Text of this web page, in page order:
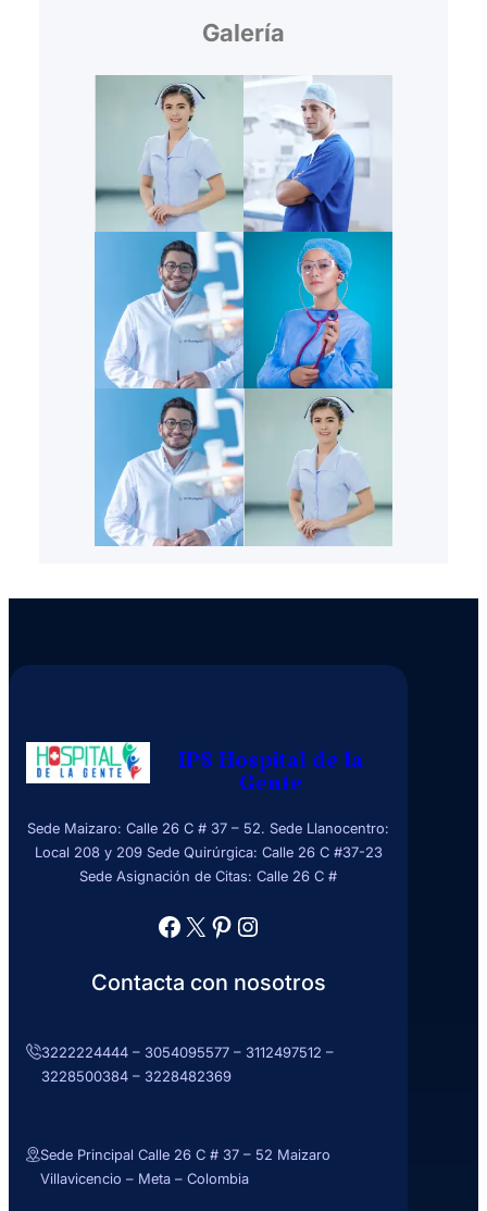
Galería
IPS Hospital de la
Gente
Sede Maizaro: Calle 26 C # 37 – 52. Sede Llanocentro:
Local 208 y 209 Sede Quirúrgica: Calle 26 C #37-23
Sede Asignación de Citas: Calle 26 C #
Facebook X Pinterest Instagram
Contacta con nosotros
3222224444 – 3054095577 – 3112497512 –
3228500384 – 3228482369
Sede Principal Calle 26 C # 37 – 52 Maizaro
Villavicencio – Meta – Colombia